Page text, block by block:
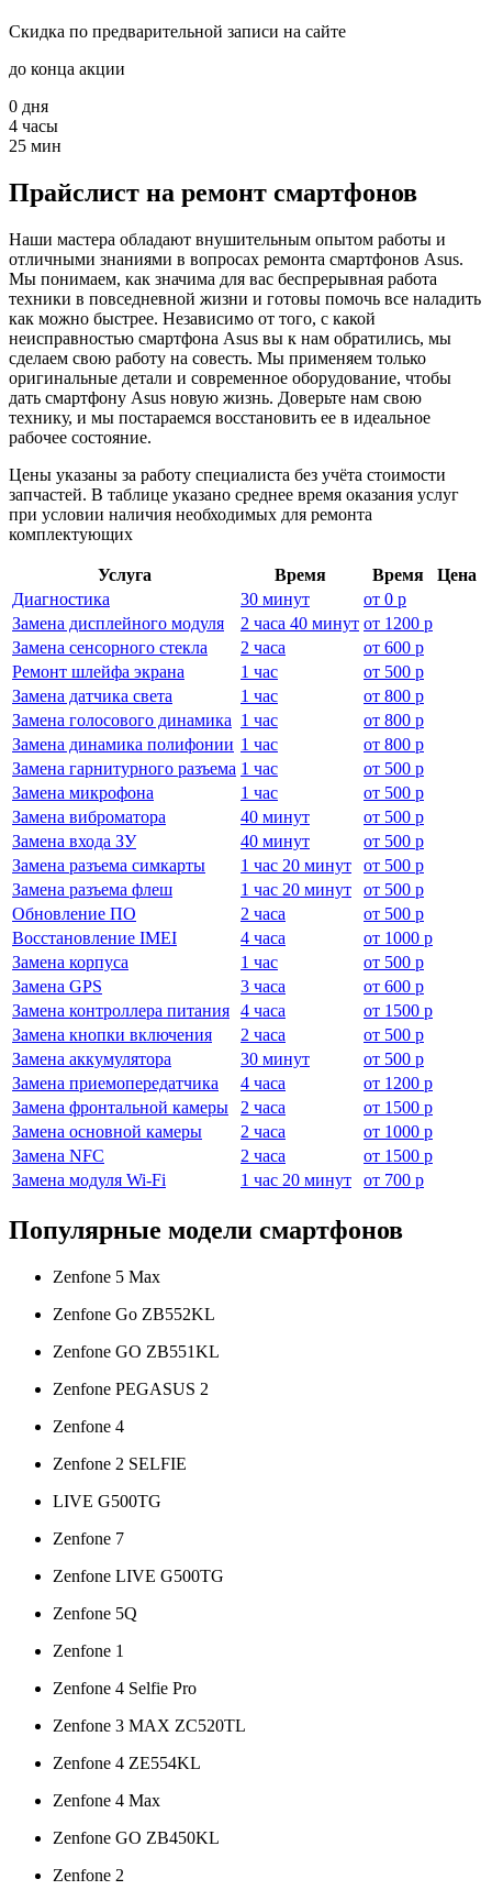
Скидка по предварительной записи на сайте
до конца акции
0 дня
4 часы
25 мин
Прайслист на ремонт смартфонов
Наши мастера обладают внушительным опытом работы и
отличными знаниями в вопросах ремонта смартфонов Asus.
Мы понимаем, как значима для вас беспрерывная работа
техники в повседневной жизни и готовы помочь все наладить
как можно быстрее. Независимо от того, с какой
неисправностью смартфона Asus вы к нам обратились, мы
сделаем свою работу на совесть. Мы применяем только
оригинальные детали и современное оборудование, чтобы
дать смартфону Asus новую жизнь. Доверьте нам свою
технику, и мы постараемся восстановить ее в идеальное
рабочее состояние.
Цены указаны за работу специалиста без учёта стоимости
запчастей. В таблице указано среднее время оказания услуг
при условии наличия необходимых для ремонта
комплектующих
Услуга Время Время
Цена
Диагностика
30 минут от 0 р
Замена дисплейного модуля
2 часа 40 минут от 1200 р
Замена сенсорного стекла
2 часа от 600 р
Ремонт шлейфа экрана
1 час от 500 р
Замена датчика света
1 час от 800 р
Замена голосового динамика 1 час от 800 р
Замена динамика полифонии 1 час от 800 р
Замена гарнитурного разъема 1 час от 500 р
Замена микрофона
1 час от 500 р
Замена виброматора
40 минут от 500 р
Замена входа ЗУ
40 минут от 500 р
Замена разъема симкарты
1 час 20 минут от 500 р
Замена разъема флеш
1 час 20 минут от 500 р
Обновление ПО
2 часа от 500 р
Восстановление IMEI
4 часа от 1000 р
Замена корпуса
1 час от 500 р
Замена GPS
3 часа от 600 р
Замена контроллера питания 4 часа от 1500 р
Замена кнопки включения
2 часа от 500 р
Замена аккумулятора
30 минут от 500 р
Замена приемопередатчика
4 часа от 1200 р
Замена фронтальной камеры
2 часа от 1500 р
Замена основной камеры
2 часа от 1000 р
Замена NFC
2 часа от 1500 р
Замена модуля Wi-Fi
1 час 20 минут от 700 р
Популярные модели смартфонов
Zenfone 5 Max
Zenfone Go ZB552KL
Zenfone GO ZB551KL
Zenfone PEGASUS 2
Zenfone 4
Zenfone 2 SELFIE
LIVE G500TG
Zenfone 7
Zenfone LIVE G500TG
Zenfone 5Q
Zenfone 1
Zenfone 4 Selfie Pro
Zenfone 3 MAX ZC520TL
Zenfone 4 ZE554KL
Zenfone 4 Max
Zenfone GO ZB450KL
Zenfone 2